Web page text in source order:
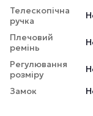
Телескопічна
ручка
Плечовий
ремінь
Регулювання
розміру
Замок